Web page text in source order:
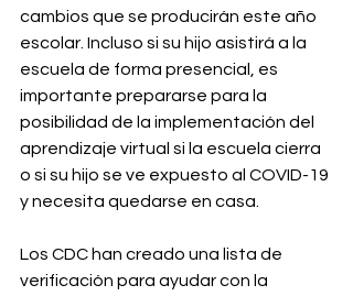
cambios que se producirán este año
escolar. Incluso si su hijo asistirá a la
escuela de forma presencial, es
importante prepararse para la
posibilidad de la implementación del
aprendizaje virtual si la escuela cierra
o si su hijo se ve expuesto al COVID-19
y necesita quedarse en casa.
Los CDC han creado una lista de
verificación para ayudar con la